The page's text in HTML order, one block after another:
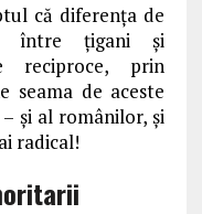
că diferența de
între țigani și
reciproce, prin
seama de aceste
și al românilor, și
radical!